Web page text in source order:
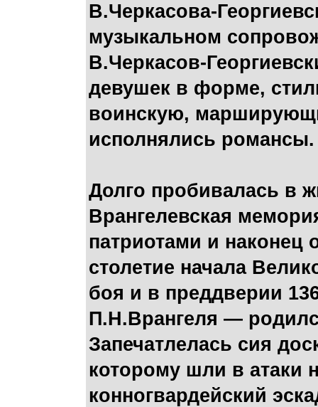
В.Черкасова-
музыкальном
В.Черкасов-
девушек в форме,
воинскую,
исполнялись романсы.
Долго пробивалась в
Врангелевская
патриотами и наконец
столетие начала
боя и в преддверии
П.Н.Врангеля —
Запечатлелась сия
которому шли в атаки
конногвардейский